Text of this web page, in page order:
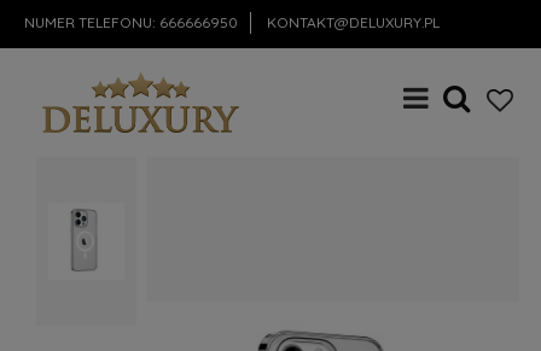
NUMER TELEFONU: 666666950 KONTAKT@DELUXURY.PL